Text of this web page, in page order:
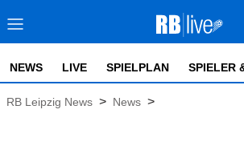
NEWS LIVE SPIELPLAN SPIELER
RB Leipzig News > News >